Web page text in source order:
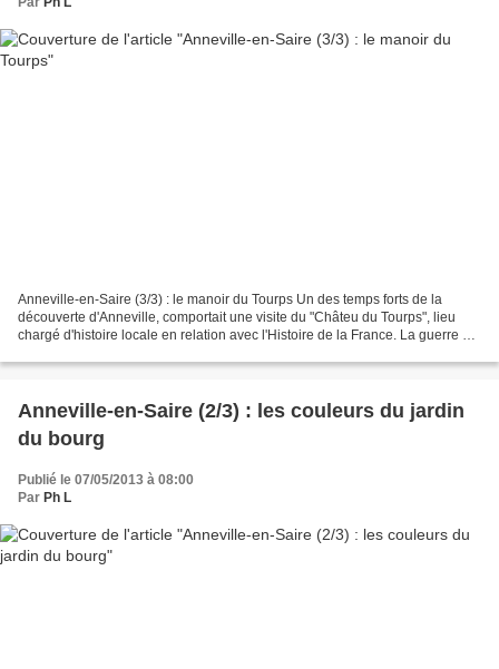
Anneville-en-Saire (3/3) : le manoir du Tourps Un des temps forts de la
découverte d'Anneville, comportait une visite du "Châteu du Tourps", lieu
chargé d'histoire locale en relation avec l'Histoire de la France. La guerre de
Anneville-en-Saire (2/3) : les couleurs du jardin
du bourg
Publié le 07/05/2013 à 08:00
Par Ph L